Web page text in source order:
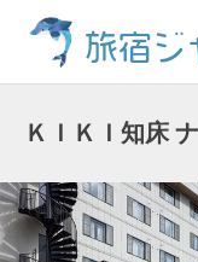
ス
キ
ッ
旅宿ジ
ＫＩＫＩ知床